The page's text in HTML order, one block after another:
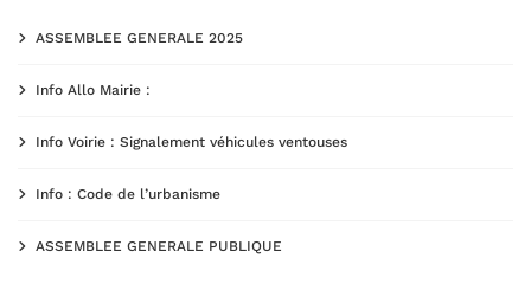
ASSEMBLEE GENERALE 2025
Info Allo Mairie :
Info Voirie : Signalement véhicules ventouses
Info : Code de l’urbanisme
ASSEMBLEE GENERALE PUBLIQUE